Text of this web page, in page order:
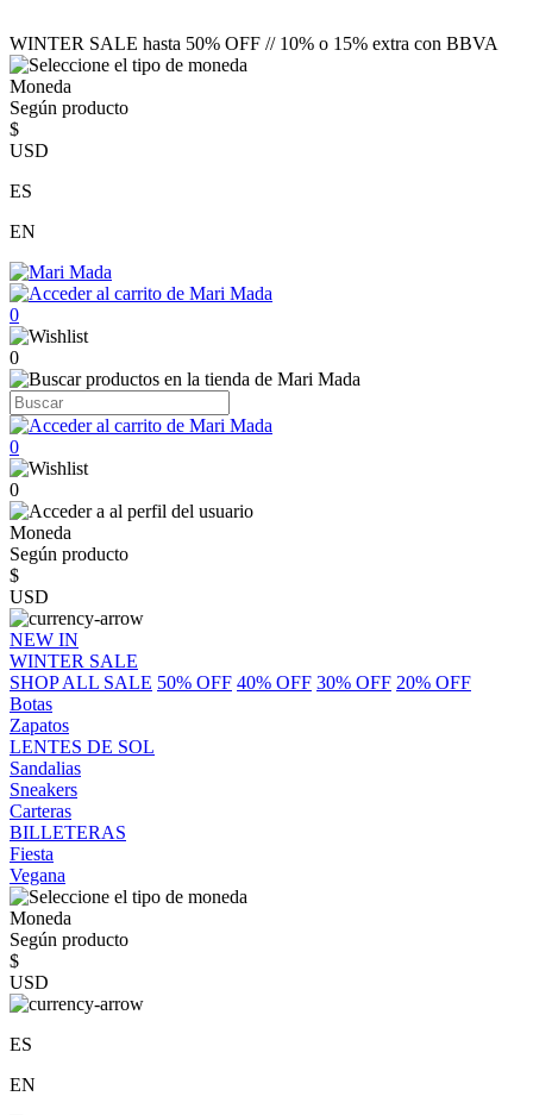
WINTER SALE hasta 50% OFF // 10% o 15% extra con BBVA
Moneda
Según producto
$
USD
ES
EN
0
0
0
0
Moneda
Según producto
$
USD
NEW IN
WINTER SALE
SHOP ALL SALE 50% OFF 40% OFF 30% OFF 20% OFF
Botas
Zapatos
LENTES DE SOL
Sandalias
Sneakers
Carteras
BILLETERAS
Fiesta
Vegana
Moneda
Según producto
$
USD
ES
EN